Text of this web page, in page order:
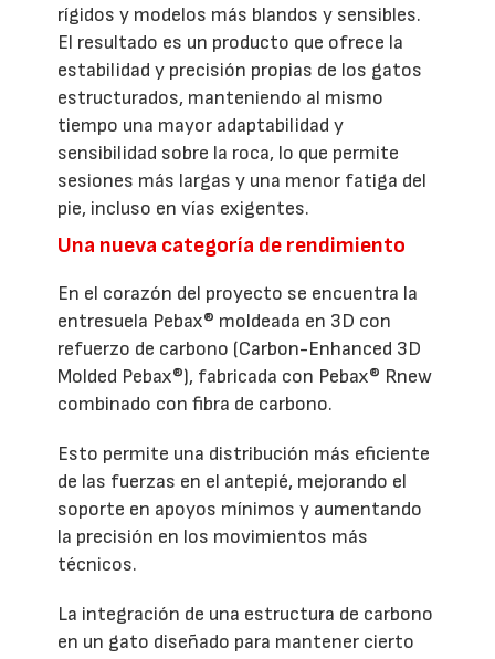
rígidos y modelos más blandos y sensibles.
El resultado es un producto que ofrece la
estabilidad y precisión propias de los gatos
estructurados, manteniendo al mismo
tiempo una mayor adaptabilidad y
sensibilidad sobre la roca, lo que permite
sesiones más largas y una menor fatiga del
pie, incluso en vías exigentes.
Una nueva categoría de rendimiento
En el corazón del proyecto se encuentra la
entresuela Pebax® moldeada en 3D con
refuerzo de carbono (Carbon-Enhanced 3D
Molded Pebax®), fabricada con Pebax® Rnew
combinado con fibra de carbono.
Esto permite una distribución más eficiente
de las fuerzas en el antepié, mejorando el
soporte en apoyos mínimos y aumentando
la precisión en los movimientos más
técnicos.
La integración de una estructura de carbono
en un gato diseñado para mantener cierto